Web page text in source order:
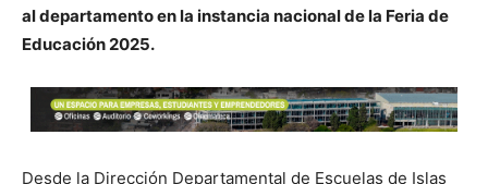
al departamento en la instancia nacional de la Feria de
Educación 2025.
Desde la Dirección Departamental de Escuelas de Islas